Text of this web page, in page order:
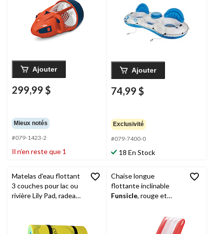
Ajouter
299,99 $
Mieux notés
#079-1423-2
Il n’en reste que 1
Ajouter
74,99 $
Exclusivité
#079-7400-0
18 En Stock
Matelas d'eau flottant
3 couches pour lac ou
rivière Lily Pad, radeau
Chaise longue
flottante inclinable
Funsicle, rouge et